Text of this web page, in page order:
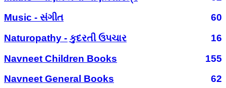
Music - સંગીત
60
Naturopathy - કુદરતી ઉપચાર
16
Navneet Children Books
155
Navneet General Books
62